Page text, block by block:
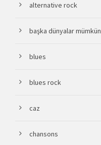
alternative rock
başka dünyalar mümkün
blues
blues rock
caz
chansons